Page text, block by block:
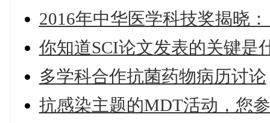
2016年中华医学科技奖揭晓
你知道SCI论文发表的关键是
多学科合作抗菌药物病历讨论
抗感染主题的MDT活动，您